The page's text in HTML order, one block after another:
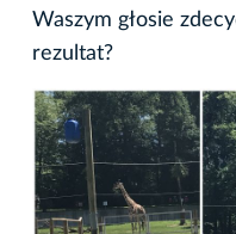
Waszym głosie
rezultat?